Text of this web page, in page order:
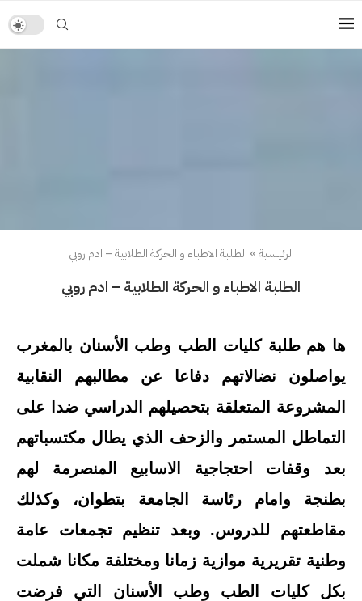
الرئيسية» الطلبة الاطباء و الحركة الطلابية – ادم روبي
الطلبة الاطباء و الحركة الطلابية – ادم روبي
ها هم طلبة كليات الطب وطب الأسنان بالمغرب
يواصلون نضالاتهم دفاعا عن مطالبهم النقابية
المشروعة المتعلقة بتحصيلهم الدراسي ضدا على
التماطل المستمر والزحف الذي يطال مكتسباتهم
بعد وقفات احتجاجية الاسابيع المنصرمة لهم
بطنجة وامام رئاسة الجامعة بتطوان، وكذلك
مقاطعتهم للدروس. وبعد تنظيم تجمعات عامة
وطنية تقريرية موازية زمانا ومختلفة مكانا شملت
بكل كليات الطب وطب الأسنان التي فرضت